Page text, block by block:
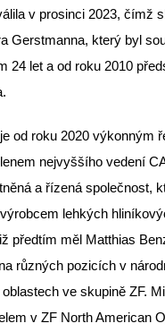
v prosinci 2023, čímž
Gerstmanna, který byl
24 let a od roku 2010
od roku 2020 výkonným
nejvyššího vedení
a řízená společnost,
lehkých
předtím měl Matthias
různých pozicích v
ve skupině ZF.
v ZF North American